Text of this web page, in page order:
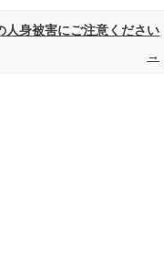
人身被害にご注意ください
→